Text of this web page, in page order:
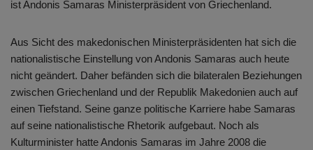
ist Andonis Samaras Ministerpräsident von Griechenland.
Aus Sicht des makedonischen Ministerpräsidenten hat sich die
nationalistische Einstellung von Andonis Samaras auch heute
nicht geändert. Daher befänden sich die bilateralen Beziehungen
zwischen Griechenland und der Republik Makedonien auch auf
einen Tiefstand. Seine ganze politische Karriere habe Samaras
auf seine nationalistische Rhetorik aufgebaut. Noch als
Kulturminister hatte Andonis Samaras im Jahre 2008 die